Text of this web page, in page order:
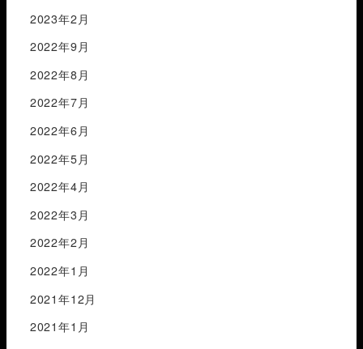
2023年2月
2022年9月
2022年8月
2022年7月
2022年6月
2022年5月
2022年4月
2022年3月
2022年2月
2022年1月
2021年12月
2021年1月